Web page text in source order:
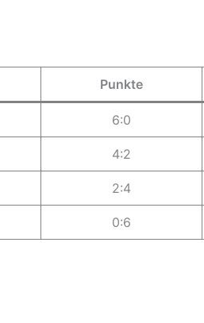
Punkte
6:0
4:2
2:4
0:6